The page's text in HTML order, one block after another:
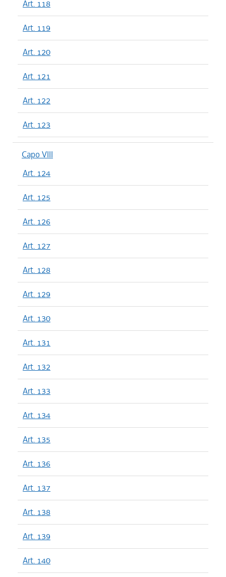
Art. 118
Art. 119
Art. 120
Art. 121
Art. 122
Art. 123
Capo VIII
Art. 124
Art. 125
Art. 126
Art. 127
Art. 128
Art. 129
Art. 130
Art. 131
Art. 132
Art. 133
Art. 134
Art. 135
Art. 136
Art. 137
Art. 138
Art. 139
Art. 140